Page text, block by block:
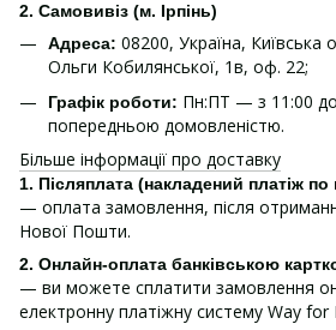
2. Самовивіз (м. Ірпінь)
Адреса: 08200, Україна, Київська
Ольги Кобилянської, 1в, оф. 22;
Графік роботи: Пн:ПТ — з 11:00
попередньою домовленістю.
Більше інформації про доставку
1. Післяплата (накладений платіж по
— оплата замовлення, після
Нової Пошти.
2. Онлайн-оплата банківською
— ви можете сплатити замовлення
електронну платіжну систему Way for